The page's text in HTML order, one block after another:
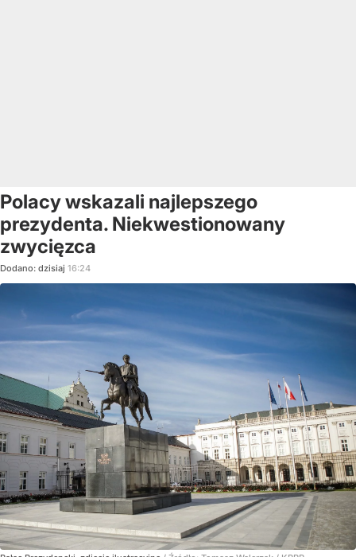
Polacy wskazali najlepszego
prezydenta. Niekwestionowany
zwycięzca
Dodano: dzisiaj 16:24